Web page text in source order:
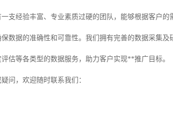
支经验丰富、专业素质过硬的团队，能够根据客户
数据的准确性和可靠性。我们拥有完善的数据采集及
估等各类型的数据服务，助力客户实现**推广目标。
问，欢迎随时联系我们：